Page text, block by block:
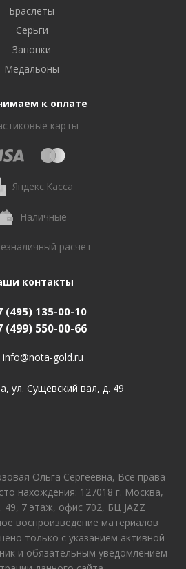
Браслеты
Серьги
Запонки
Медальоны
к оплате
карты
Яндекс.Касса
Наличные
расчет
контакты
(495) 135-00-10
(499) 550-00-66
info@nota-gold.ru
ул. Сущевский вал, д. 49
Ольга Сергеевна, Все права
нахождения: 127018 г. Москва,
49, 7 этаж, офис 702, БЦ JAZZ
воспроизведение материалов
только с указанием активной
и обязательным уведомлением